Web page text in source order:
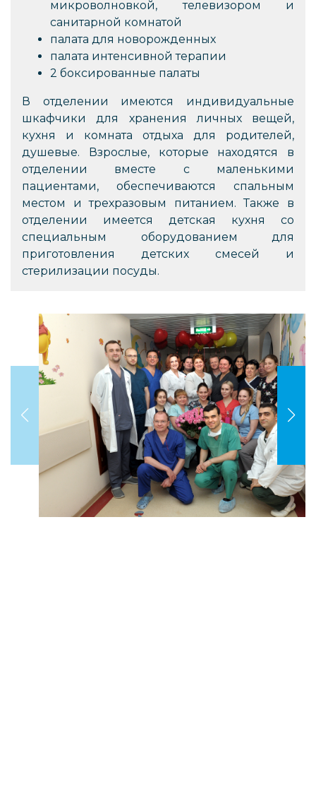
микроволновкой, телевизором и
санитарной комнатой
палата для новорожденных
палата интенсивной терапии
2 боксированные палаты
В отделении имеются индивидуальные
шкафчики для хранения личных вещей,
кухня и комната отдыха для родителей,
душевые. Взрослые, которые находятся в
отделении вместе с маленькими
пациентами, обеспечиваются спальным
местом и трехразовым питанием. Также в
отделении имеется детская кухня со
специальным оборудованием для
приготовления детских смесей и
стерилизации посуды.